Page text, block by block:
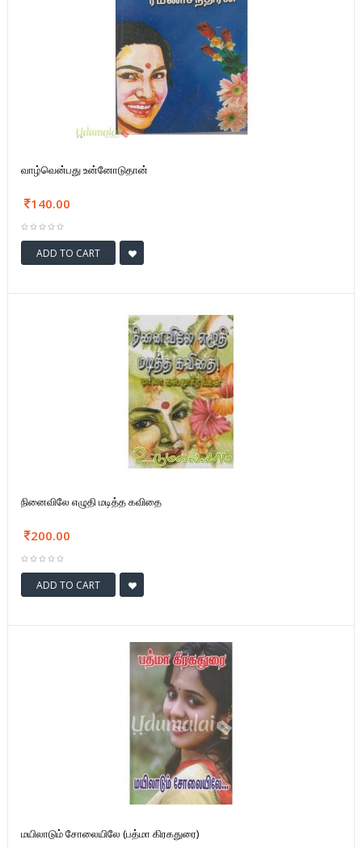
வாழ்வென்பது உன்னோடுதான்
140.00
ADD TO CART
நினைவிலே எழுதி மடித்த கவிதை
200.00
ADD TO CART
மயிலாடும் சோலையிலே (பத்மா கிரகதுரை)